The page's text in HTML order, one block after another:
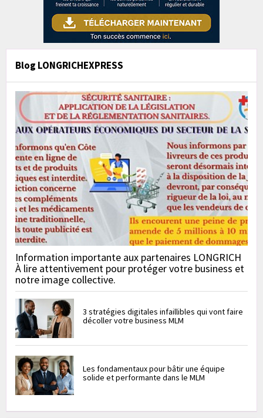
Blog LONGRICHEXPRESS
Information importante aux partenaires LONGRICH
À lire attentivement pour protéger votre business et
notre image collective.
3 stratégies digitales infaillibles qui vont faire
décoller votre business MLM
Les fondamentaux pour bâtir une équipe
solide et performante dans le MLM